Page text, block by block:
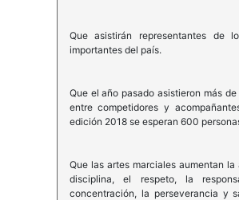
Que asistirán representantes de
importantes del país.
Que el año pasado asistieron más
entre competidores y
edición 2018 se esperan 600
Que las artes marciales aumentan la
disciplina, el respeto, la
concentración, la perseverancia y